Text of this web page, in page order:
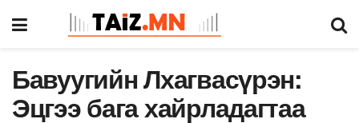
Бавуугийн Лхагвасүрэн:
Эцгээ бага хайрладагтаа